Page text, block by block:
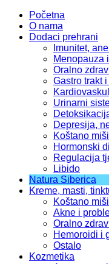
Početna
O nama
Dodaci prehrani
Imunitet,
Menopauza
Oralno
Gastro trakt
Urinarni
Depresija,
Koštano
Hormonski
Regulacija
Libido
Natura Siberica
Kreme, masti,
Koštano
Akne i
Oralno
Hemoroidi i
Ostalo
Kozmetika